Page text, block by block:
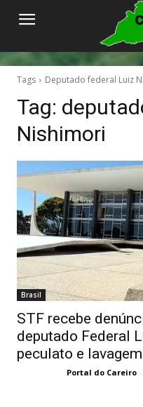
Tags Deputado federal Luiz
Tag:
Nishimori
Brasil
STF recebe
deputado Federal
peculato e
Portal do Careiro -